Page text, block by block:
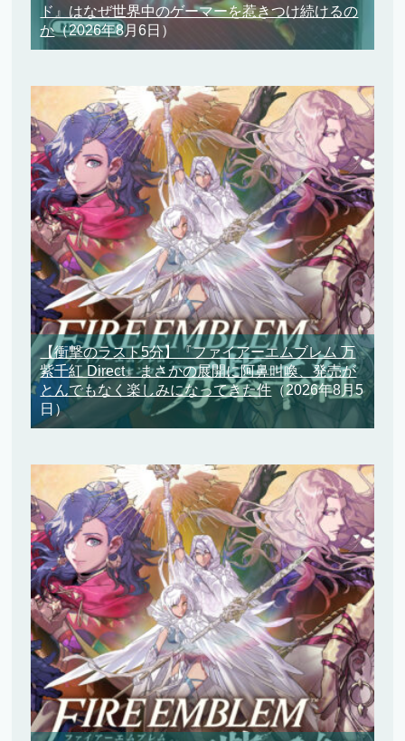
ド』はなぜ世界中のゲーマーを惹きつけ続けるの
か（2026年8月6日）
【衝撃のラスト5分】『ファイアーエムブレム 万
紫千紅 Direct』まさかの展開に阿鼻叫喚、発売が
とんでもなく楽しみになってきた件（2026年8月5
日）